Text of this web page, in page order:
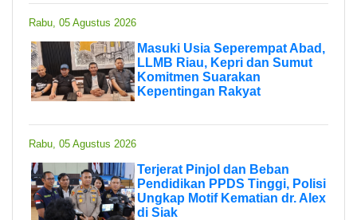
Rabu, 05 Agustus 2026
Masuki Usia Seperempat Abad,
LLMB Riau, Kepri dan Sumut
Komitmen Suarakan
Kepentingan Rakyat
Rabu, 05 Agustus 2026
Terjerat Pinjol dan Beban
Pendidikan PPDS Tinggi, Polisi
Ungkap Motif Kematian dr. Alex
di Siak